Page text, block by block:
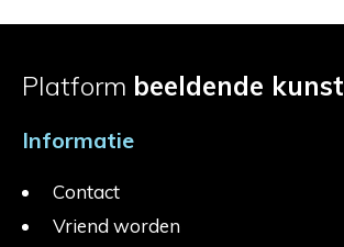
Platform beeldende kunst
Informatie
Contact
Vriend worden